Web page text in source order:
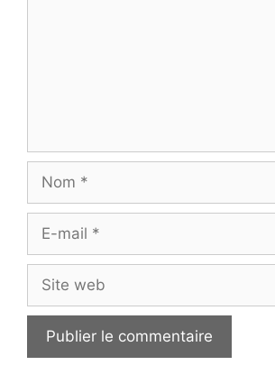
Nom
Site
web